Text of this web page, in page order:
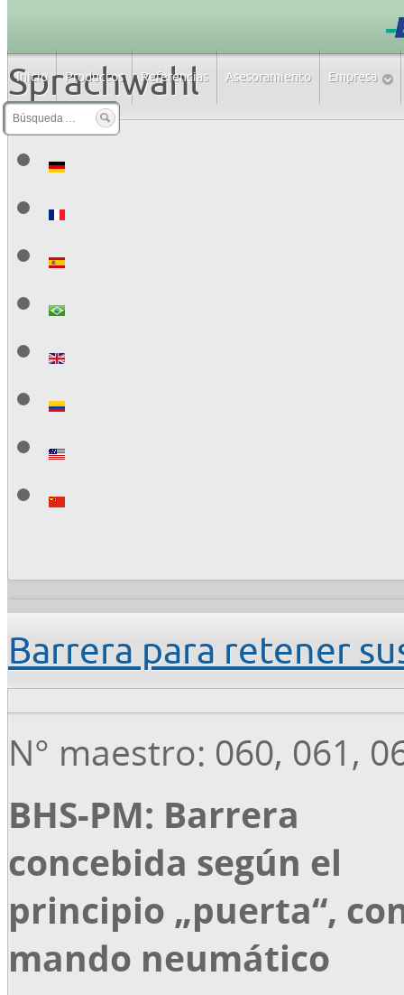
Inicio Productos Referencias Asesoramiento Empresa
Sprachwahl
Barrera para retener
N° maestro: 060, 061,
BHS-PM: Barrera
concebida según el
principio „puerta“,
mando neumático